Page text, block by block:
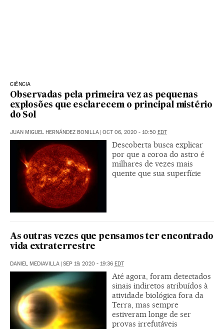
CIÊNCIA
Observadas pela primeira vez as pequenas
explosões que esclarecem o principal mistério
do Sol
JUAN MIGUEL HERNÁNDEZ BONILLA | OCT 06, 2020 - 10:50 EDT
Descoberta busca explicar
por que a coroa do astro é
milhares de vezes mais
quente que sua superfície
As outras vezes que pensamos ter encontrado
vida extraterrestre
DANIEL MEDIAVILLA | SEP 19, 2020 - 19:36 EDT
Até agora, foram detectados
sinais indiretos atribuídos à
atividade biológica fora da
Terra, mas sempre
estiveram longe de ser
provas irrefutáveis